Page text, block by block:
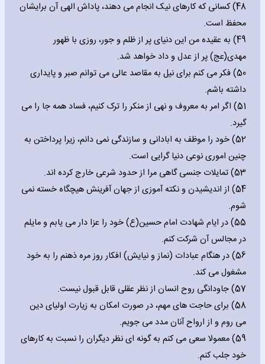
48) کسانی که کارهای نیک انجام می دهند، پاداش الهی آن برایشان
محفظ است.
49) به عقیده من این دنیای پر از ظلم و جور، روزی با ظهور
مهدی(عج) پر از عدل و داد خواهد شد.
50) فکر می کنم برای نیل به مقاصد عالی می توانم صبر و پایداری
داشته باشم.
51) اگر امر به معروف و نهی از منکر را ترک کنیم، فساد همه جا را می
گیرد.
52) خود را موظف به ابادانی و سازندگی نمی دانم، زیرا پرداختن به
چنین اموری نوعی دنیا گرایی است.
53) تمایلات جنسی گاهی مرا از حدود شرعی خارج کرده اند.
54) از اندیشیدن و نکته آموزی از جهان آفرینش هیچگاه خسته نمی
شوم.
55) در ایام شهادت امام حسین(ع) خود را عزا دار می یابم و مایلم
در مجالس آن شرکت کنم.
56) در هنگام عبادات (نماز و نیایش) افکار روز مره ذهنم را به خود
مشغول می کند.
57) جاودانگی روح انسان از نظر عقلی قابل قبول نیست.
58) برای حاجت های مهم، در صورت امکان به زیارت اولیای دین
می روم و از ارواح آنان مدد می جویم.
59) معمولا سعی می کنم به گونه ای نظر دیگران را نسبت به کارهای
خود جلب کنم.